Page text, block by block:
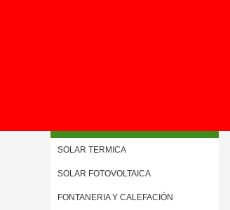
SOLAR TERMICA
SOLAR FOTOVOLTAICA
FONTANERIA Y CALEFACIÓN